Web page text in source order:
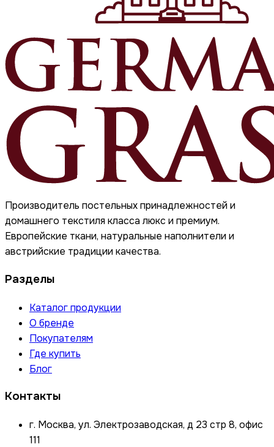
Производитель постельных принадлежностей и
домашнего текстиля класса люкс и премиум.
Европейские ткани, натуральные наполнители и
австрийские традиции качества.
Разделы
Каталог продукции
О бренде
Покупателям
Где купить
Блог
Контакты
г. Москва, ул. Электрозаводская, д 23 стр 8, офис
111